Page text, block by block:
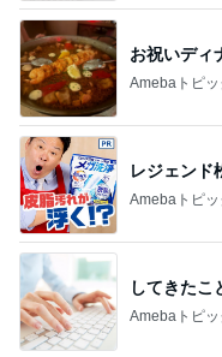
お祝いディ
Amebaトピッ
レジェンド
Amebaトピッ
してきたこ
Amebaトピッ